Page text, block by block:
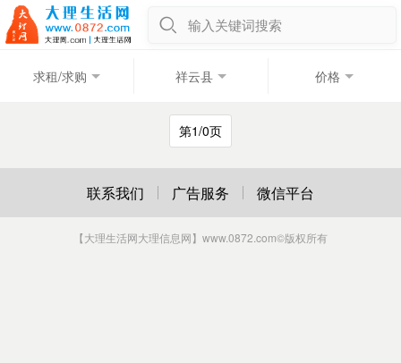
输入关键词搜索
求租/求购 祥云县 价格
第1/0页
联系我们 广告服务 微信平台
【大理生活网大理信息网】www.0872.com©版权所有